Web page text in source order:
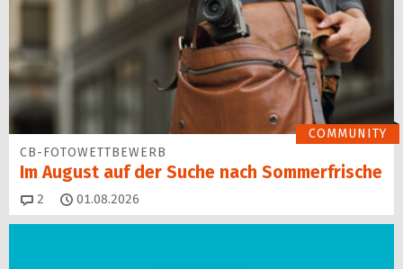
COMMUNITY
CB-FOTOWETTBEWERB
Im August auf der Suche nach Sommerfrische
2 Kommentare
01.08.2026